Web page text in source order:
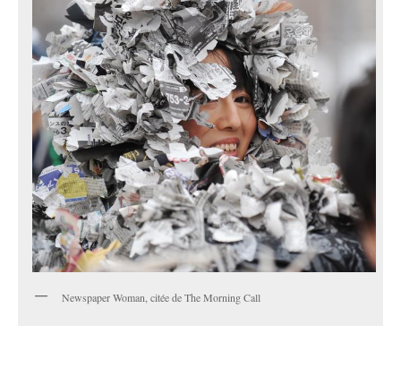
Newspaper Woman, citée de The Morning Call